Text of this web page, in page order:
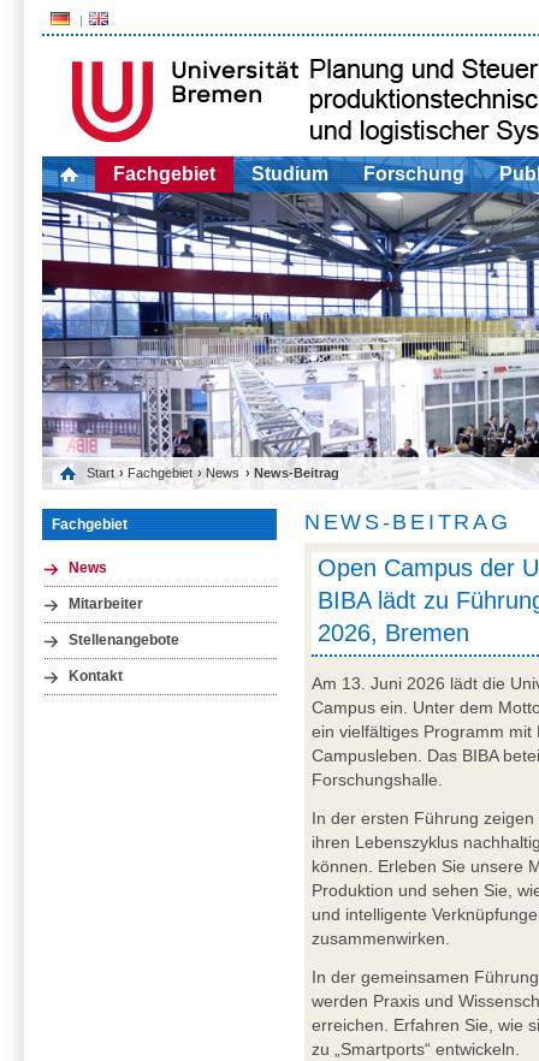
Fachgebiet Studium Forschung
Start › Fachgebiet › News › News-Beitrag
Fachgebiet
News
Mitarbeiter
Stellenangebote
Kontakt
NEWS-BEITRAG
Open Campus der
BIBA lädt zu
2026, Bremen
Am 13. Juni 2026 lädt die
Campus ein. Unter dem
ein vielfältiges Programm
Campusleben. Das BIBA
Forschungshalle.
In der ersten Führung
ihren Lebenszyklus
können. Erleben Sie unsere
Produktion und sehen Sie,
und intelligente
zusammenwirken.
In der gemeinsamen
werden Praxis und
erreichen. Erfahren Sie, wie
zu „Smartports“ entwickeln.